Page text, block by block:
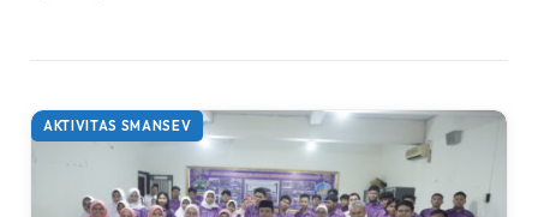
AKTIVITAS SMANSEV